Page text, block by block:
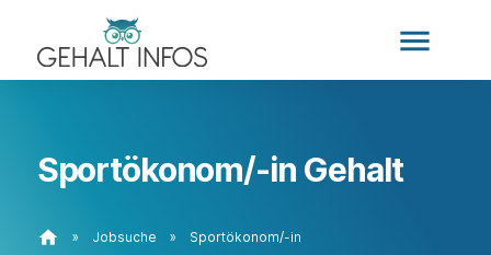
menu
Sportökonom/-in Gehalt
home » Jobsuche » Sportökonom/-in